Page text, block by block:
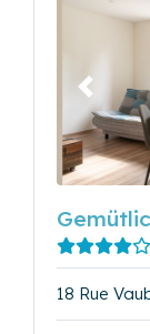
18 Rue